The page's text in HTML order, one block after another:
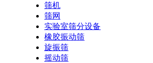
筛机
筛网
实验室筛分设备
橡胶振动筛
旋振筛
摇动筛